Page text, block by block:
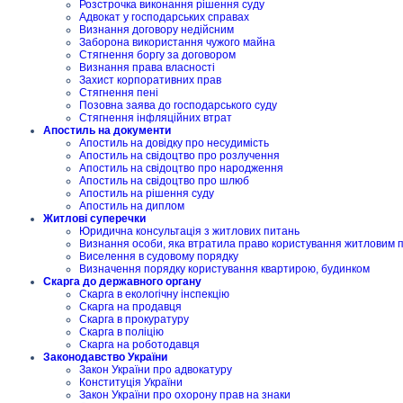
Розстрочка виконання рішення суду
Адвокат у господарських справах
Визнання договору недійсним
Заборона використання чужого майна
Стягнення боргу за договором
Визнання права власності
Захист корпоративних прав
Стягнення пені
Позовна заява до господарського суду
Стягнення інфляційних втрат
Апостиль на документи
Апостиль на довідку про несудимість
Апостиль на свідоцтво про розлучення
Апостиль на свідоцтво про народження
Апостиль на свідоцтво про шлюб
Апостиль на рішення суду
Апостиль на диплом
Житлові суперечки
Юридична консультація з житлових питань
Визнання особи, яка втратила право користування житловим
Виселення в судовому порядку
Визначення порядку користування квартирою, будинком
Скарга до державного органу
Скарга в екологічну інспекцію
Скарга на продавця
Скарга в прокуратуру
Скарга в поліцію
Скарга на роботодавця
Законодавство України
Закон України про адвокатуру
Конституція України
Закон України про охорону прав на знаки